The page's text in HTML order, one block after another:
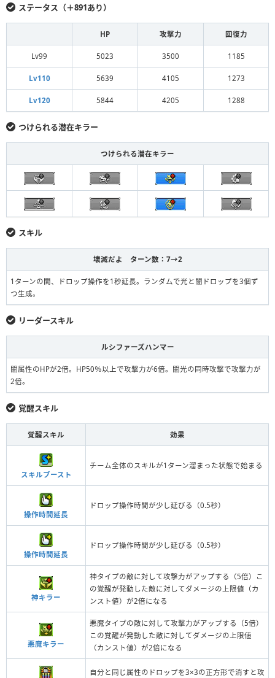
ステータス（＋891あり）
HP 攻撃力 回復力
Lv99 5023 3500 1185
Lv110 5639 4105 1273
Lv120 5844 4205 1288
つけられる潜在キラー
つけられる潜在キラー
スキル
壊滅だよ ターン数：7→2
1ターンの間、ドロップ操作を1秒延長。ランダムで光と闇ドロップを3個ず
つ生成。
リーダースキル
ルシファーズハンマー
闇属性のHPが2倍。HP50％以上で攻撃力が6倍。闇光の同時攻撃で攻撃力が
2倍。
覚醒スキル
覚醒スキル 効果
スキルブースト
チーム全体のスキルが1ターン溜まった状態で始まる
操作時間延長
ドロップ操作時間が少し延びる（0.5秒）
操作時間延長
ドロップ操作時間が少し延びる（0.5秒）
神キラー
神タイプの敵に対して攻撃力がアップする（5倍）こ
の覚醒が発動した敵に対してダメージの上限値（カ
ンスト値）が2倍になる
悪魔キラー
悪魔タイプの敵に対して攻撃力がアップする（5倍）
この覚醒が発動した敵に対してダメージの上限値
（カンスト値）が2倍になる
自分と同じ属性のドロップを3×3の正方形で消すと攻